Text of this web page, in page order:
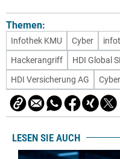
Themen:
Infothek KMU Cyber
Hackerangriff
HDI Global
HDI Versicherung AG
LESEN SIE AUCH